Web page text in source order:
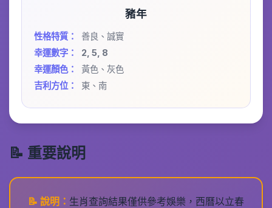
豬年
性格特質：
善良、誠實
幸運數字：
2, 5, 8
幸運顏色：
黃色、灰色
吉利方位：
東、南
📝 重要說明
📝 說明： 生肖查詢結果僅供參考娛樂，西曆以立春